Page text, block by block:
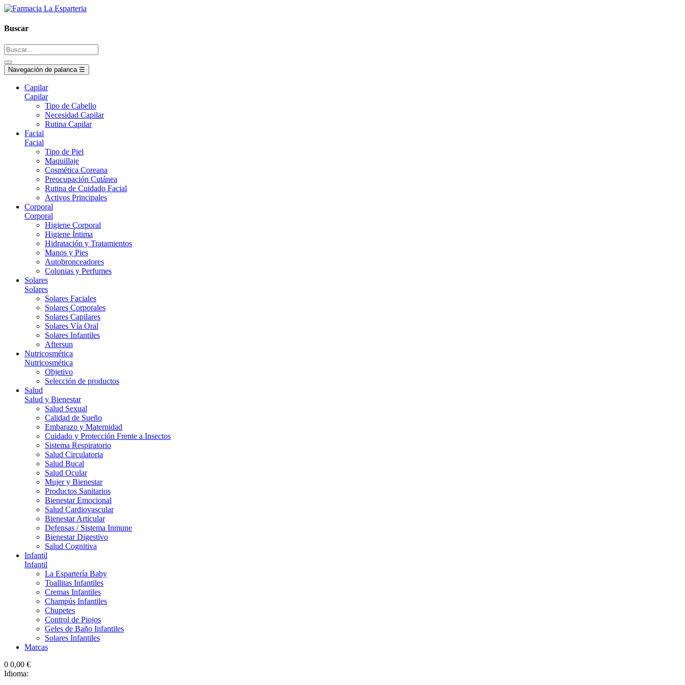
Buscar
Navegación de palanca ☰
Capilar
Capilar
Tipo de Cabello
Necesidad Capilar
Rutina Capilar
Facial
Facial
Tipo de Piel
Maquillaje
Cosmética Coreana
Preocupación Cutánea
Rutina de Cuidado Facial
Activos Principales
Corporal
Corporal
Higiene Corporal
Higiene Íntima
Hidratación y Tratamientos
Manos y Pies
Autobronceadores
Colonias y Perfumes
Solares
Solares
Solares Faciales
Solares Corporales
Solares Capilares
Solares Vía Oral
Solares Infantiles
Aftersun
Nutricosmética
Nutricosmética
Objetivo
Selección de productos
Salud
Salud y Bienestar
Salud Sexual
Calidad de Sueño
Embarazo y Maternidad
Cuidado y Protección Frente a Insectos
Sistema Respiratorio
Salud Circulatoria
Salud Bucal
Salud Ocular
Mujer y Bienestar
Productos Sanitarios
Bienestar Emocional
Salud Cardiovascular
Bienestar Articular
Defensas / Sistema Inmune
Bienestar Digestivo
Salud Cognitiva
Infantil
Infantil
La Espartería Baby
Toallitas Infantiles
Cremas Infantiles
Champús Infantiles
Chupetes
Control de Piojos
Geles de Baño Infantiles
Solares Infantiles
Marcas
0 0,00 €
Idioma: